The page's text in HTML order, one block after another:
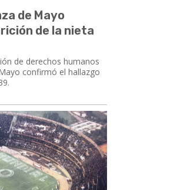
de Mayo
de la nieta
de derechos humanos
confirmó el hallazgo